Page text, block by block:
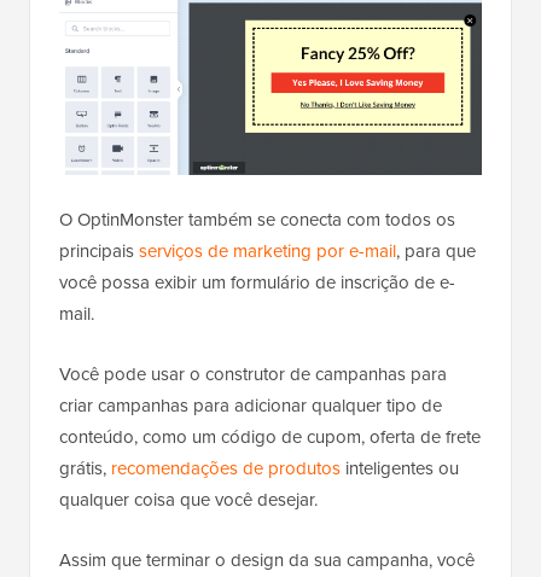
O OptinMonster também se conecta com todos os
principaisserviços de marketing por e-mail, para que
você possa exibir um formulário de inscrição de e-
mail.
Você pode usar o construtor de campanhas para
criar campanhas para adicionar qualquer tipo de
conteúdo, como um código de cupom, oferta de frete
grátis, recomendações de produtos inteligentes ou
qualquer coisa que você desejar.
Assim que terminar o design da sua campanha, você